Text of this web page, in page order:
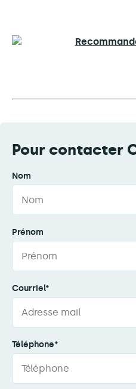
Pour contacter
Nom
Prénom
Courriel*
Téléphone*